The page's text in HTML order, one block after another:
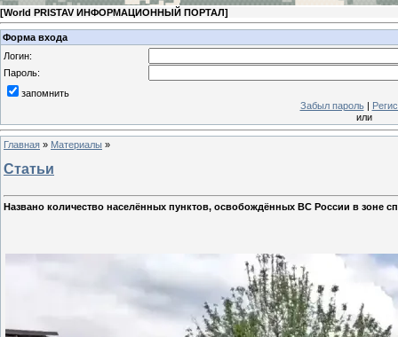
[World PRISTAV ИНФОРМАЦИОННЫЙ ПОРТАЛ]
Форма входа
Логин:
Пароль:
запомнить
Забыл пароль|
или
Главная » Материалы »
Статьи
Названо количество населённых пунктов, освобождённых ВС России в зоне